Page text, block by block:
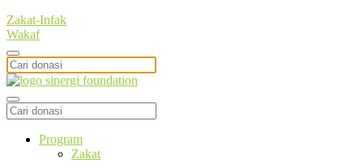
Zakat-Infak
Wakaf
Program
Zakat